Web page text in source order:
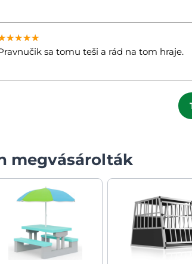
sa tomu teši a rád na tom hraje.
megvásárolták